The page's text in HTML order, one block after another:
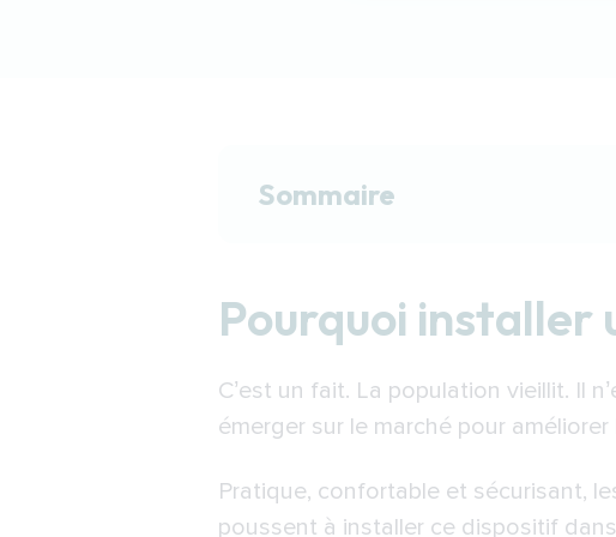
Sommaire
Quel monte-escalier choisir ?
Le fonctionnement d’un
Financer l’installation d’un
Trouver un installateur de
Pourquoi installer
C’est un fait. La population vieillit. Il
émerger sur le marché pour
Pratique, confortable et sécurisant,
poussent à installer ce dispositif